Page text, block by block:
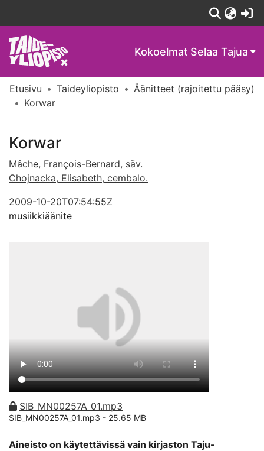
Kokoelmat Selaa Tajua
Etusivu Taideyliopisto
Äänitteet (rajoitettu pääsy)
Korwar
Korwar
Mâche, François-Bernard, säv.
Chojnacka, Elisabeth, cembalo.
2009-10-20T07:54:55Z
musiikkiäänite
SIB_MN00257A_01.mp3
SIB_MN00257A_01.mp3 - 25.65 MB
Aineisto on käytettävissä vain kirjaston Taju-